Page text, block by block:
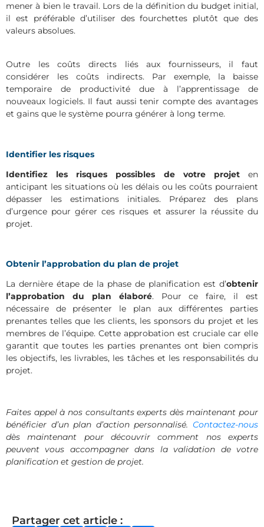
mener à bien le travail. Lors de la définition du budget initial,
il est préférable d’utiliser des fourchettes plutôt que des
valeurs absolues.
Outre les coûts directs liés aux fournisseurs, il faut
considérer les coûts indirects. Par exemple, la baisse
temporaire de productivité due à l’apprentissage de
nouveaux logiciels. Il faut aussi tenir compte des avantages
et gains que le système pourra générer à long terme.
Identifier les risques
Identifiez les risques possibles de votre projeten
anticipant les situations où les délais ou les coûts pourraient
dépasser les estimations initiales. Préparez des plans
d’urgence pour gérer ces risques et assurer la réussite du
projet.
Obtenir l’approbation du plan de projet
La dernière étape de la phase de planification est d’obtenir
l’approbation du plan élaboré. Pour ce faire, il est
nécessaire de présenter le plan aux différentes parties
prenantes telles que les clients, les sponsors du projet et les
membres de l’équipe. Cette approbation est cruciale car elle
garantit que toutes les parties prenantes ont bien compris
les objectifs, les livrables, les tâches et les responsabilités du
projet.
Faites appel à nos consultants experts dès maintenant pour
bénéficier d’un plan d’action personnalisé. Contactez-nous
dès maintenant pour découvrir comment nos experts
peuvent vous accompagner dans la validation de votre
planification et gestion de projet.
Partager cet article :